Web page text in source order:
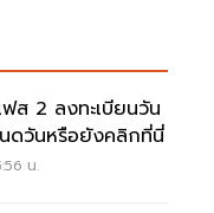
ส 2 ลงทะเบียนวัน
ดวันหรือยังคลิกที่นี่
น.